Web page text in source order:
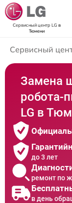
Сервисный центр LG в
Тюмени
Сервисный
Замена
робота-
LG в
до 3 лет
ремонт по
в день